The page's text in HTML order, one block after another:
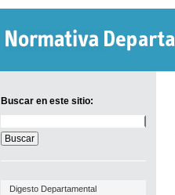
Buscar en este sitio:
en
este
sitio:
Digesto Departamental